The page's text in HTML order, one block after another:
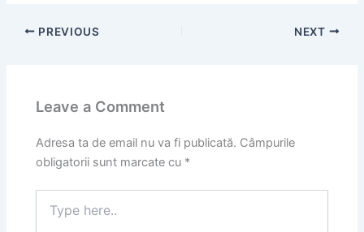
PREVIOUS NEXT
Leave a Comment
Adresa ta de email nu va fi publicată. Câmpurile
obligatorii sunt marcate cu *
here..